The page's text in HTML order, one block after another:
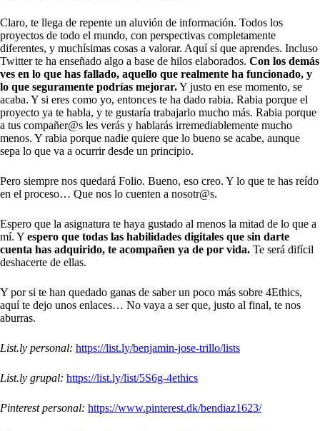
Claro, te llega de repente un aluvión de información. Todos los
proyectos de todo el mundo, con perspectivas completamente
diferentes, y muchísimas cosas a valorar. Aquí sí que aprendes. Incluso
Twitter te ha enseñado algo a base de hilos elaborados. Con los demás
ves en lo que has fallado, aquello que realmente ha funcionado, y
lo que seguramente podrías mejorar.Y justo en ese momento, se
acaba. Y si eres como yo, entonces te ha dado rabia. Rabia porque el
proyecto ya te habla, y te gustaría trabajarlo mucho más. Rabia porque
a tus compañer@s les verás y hablarás irremediablemente mucho
menos. Y rabia porque nadie quiere que lo bueno se acabe, aunque
sepa lo que va a ocurrir desde un principio.
Pero siempre nos quedará Folio. Bueno, eso creo. Y lo que te has reído
en el proceso… Que nos lo cuenten a nosotr@s.
Espero que la asignatura te haya gustado al menos la mitad de lo que a
mí. Y espero que todas las habilidades digitales que sin darte
cuenta has adquirido, te acompañen ya de por vida. Te será difícil
deshacerte de ellas.
Y por si te han quedado ganas de saber un poco más sobre 4Ethics,
aquí te dejo unos enlaces… No vaya a ser que, justo al final, te nos
aburras.
List.ly personal: https://list.ly/benjamin-jose-trillo/lists
List.ly grupal: https://list.ly/list/5S6g-4ethics
Pinterest personal: https://www.pinterest.dk/bendiaz1623/